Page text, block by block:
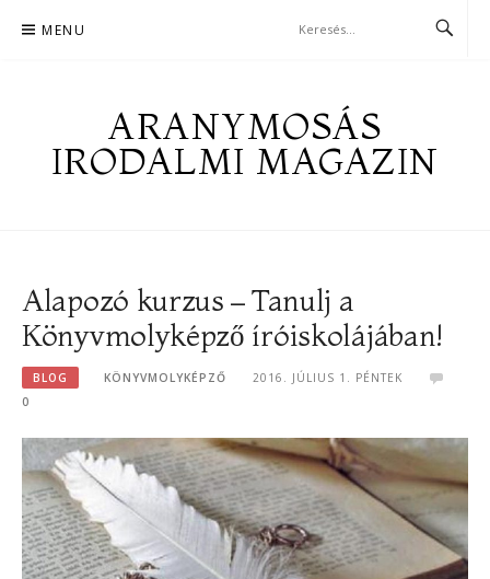
MENU
ARANYMOSÁS
IRODALMI MAGAZIN
Alapozó kurzus – Tanulj a
Könyvmolyképző íróiskolájában!
BLOG KÖNYVMOLYKÉPZŐ
2016. JÚLIUS 1. PÉNTEK
0